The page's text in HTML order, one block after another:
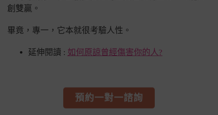
創雙贏。
畢竟，專一，它本就很考驗人性。
延伸閱讀 : 如何原諒曾經傷害你的人?
預約一對一諮詢